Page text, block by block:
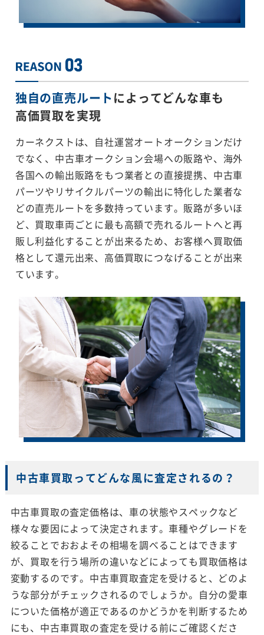
独自の直売ルートによってどんな車も
高価買取を実現
カーネクストは、自社運営オートオークションだけ
でなく、中古車オークション会場への販路や、海外
各国への輸出販路をもつ業者との直接提携、中古車
パーツやリサイクルパーツの輸出に特化した業者な
どの直売ルートを多数持っています。販路が多いほ
ど、買取車両ごとに最も高額で売れるルートへと再
販し利益化することが出来るため、お客様へ買取価
格として還元出来、高価買取につなげることが出来
ています。
中古車買取ってどんな風に査定されるの？
中古車買取の査定価格は、車の状態やスペックなど
様々な要因によって決定されます。車種やグレードを
絞ることでおおよその相場を調べることはできます
が、買取を行う場所の違いなどによっても買取価格は
変動するのです。中古車買取査定を受けると、どのよ
うな部分がチェックされるのでしょうか。自分の愛車
についた価格が適正であるのかどうかを判断するため
にも、中古車買取の査定を受ける前にご確認くださ